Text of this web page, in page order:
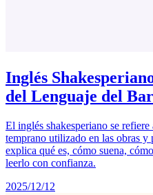
Inglés
del Lenguaje del
El inglés shakesperiano se
temprano utilizado en las obras y
explica qué es, cómo suena,
leerlo con confianza.
2025/12/12